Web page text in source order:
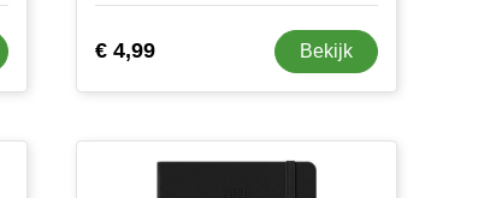
€ 4,99 Bekijk